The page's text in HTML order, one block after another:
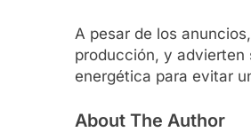
A pesar de los
producción, y advierten
energética para evitar
About The Author